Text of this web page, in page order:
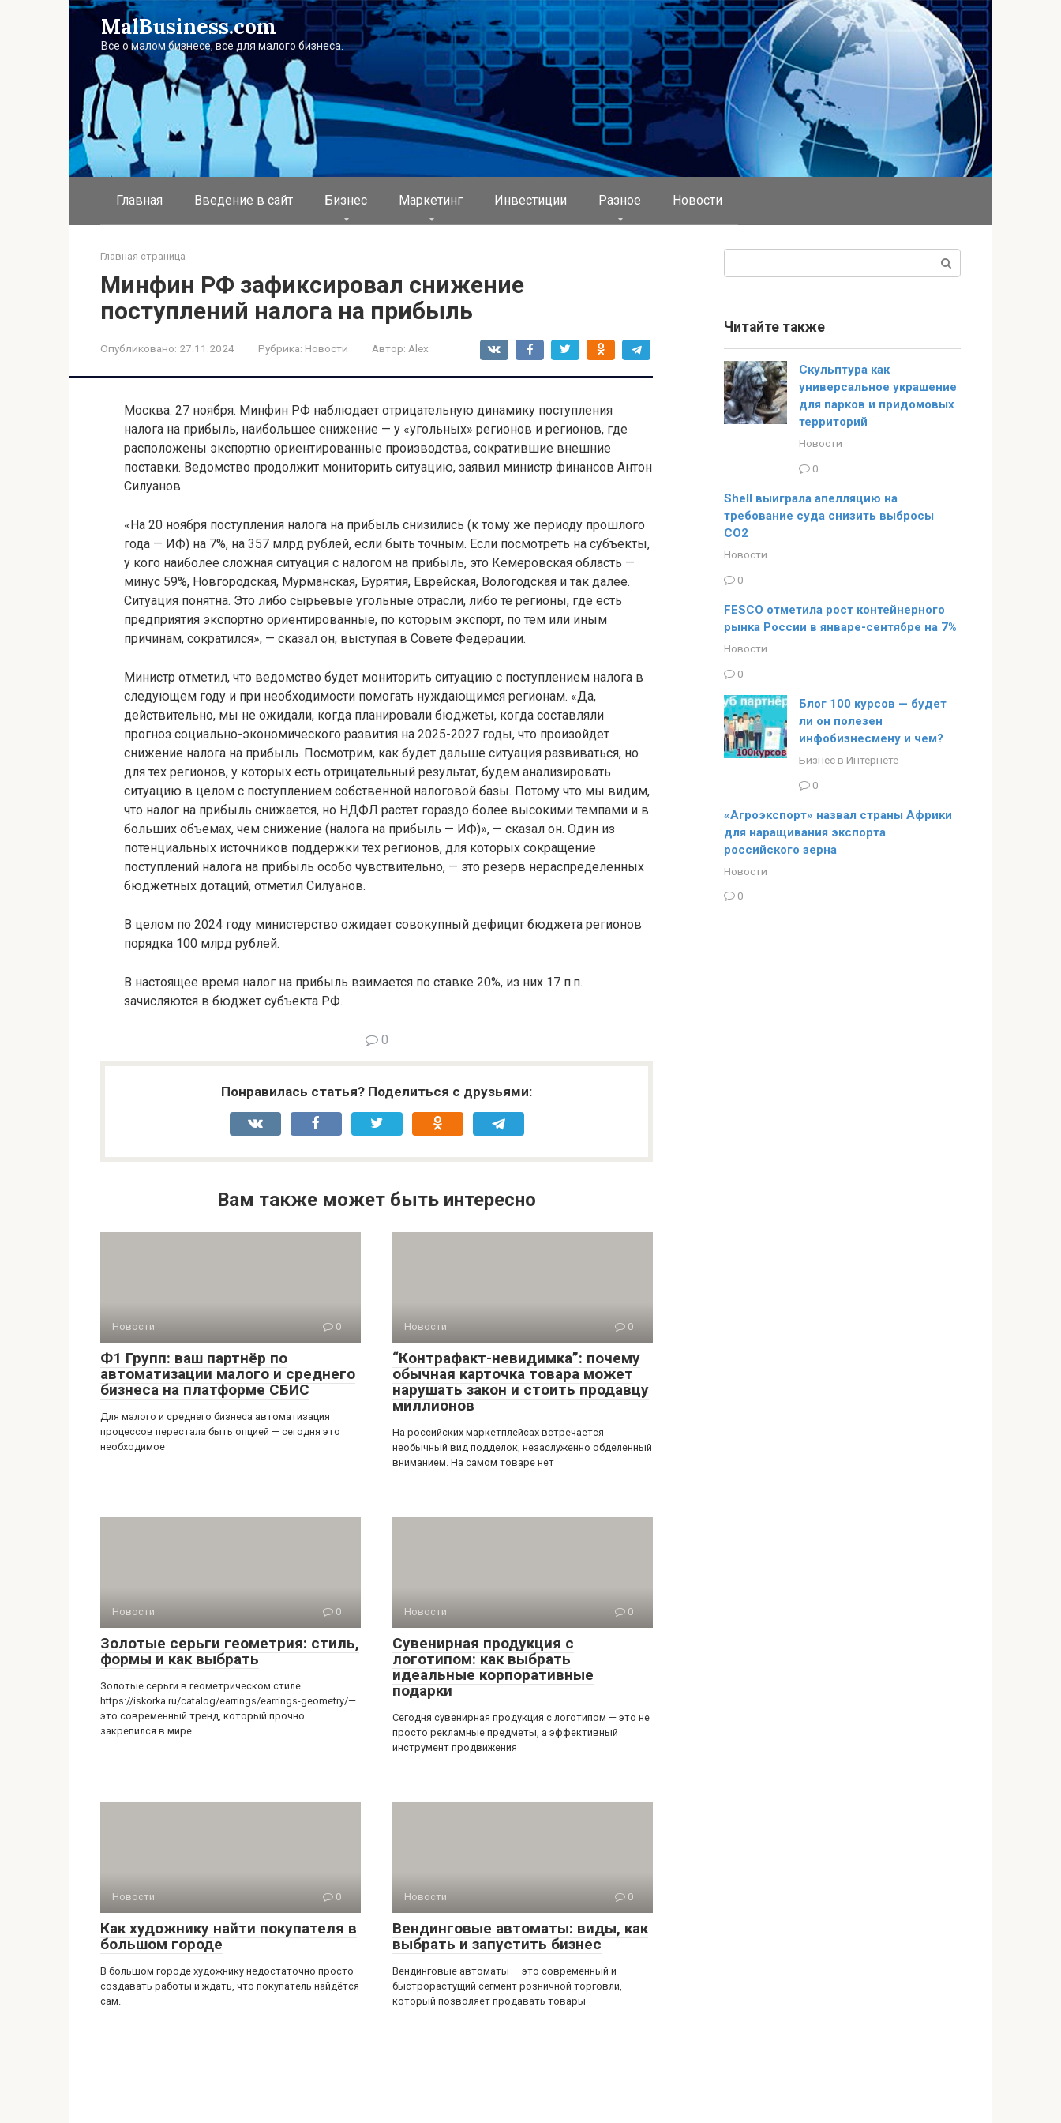
MalBusiness.com
Все о малом бизнесе, все для малого бизнеса.
Главная Введение в сайт Бизнес Маркетинг Инвестиции Разное Новости
Главная страница
Минфин РФ зафиксировал снижение
поступлений налога на прибыль
Опубликовано: 27.11.2024 Рубрика: Новости Автор: Alex
Москва. 27 ноября. Минфин РФ наблюдает отрицательную динамику поступления
налога на прибыль, наибольшее снижение — у «угольных» регионов и регионов, где
расположены экспортно ориентированные производства, сократившие внешние
поставки. Ведомство продолжит мониторить ситуацию, заявил министр финансов Антон
Силуанов.
«На 20 ноября поступления налога на прибыль снизились (к тому же периоду прошлого
года — ИФ) на 7%, на 357 млрд рублей, если быть точным. Если посмотреть на субъекты,
у кого наиболее сложная ситуация с налогом на прибыль, это Кемеровская область —
минус 59%, Новгородская, Мурманская, Бурятия, Еврейская, Вологодская и так далее.
Ситуация понятна. Это либо сырьевые угольные отрасли, либо те регионы, где есть
предприятия экспортно ориентированные, по которым экспорт, по тем или иным
причинам, сократился», — сказал он, выступая в Совете Федерации.
Министр отметил, что ведомство будет мониторить ситуацию с поступлением налога в
следующем году и при необходимости помогать нуждающимся регионам. «Да,
действительно, мы не ожидали, когда планировали бюджеты, когда составляли
прогноз социально-экономического развития на 2025-2027 годы, что произойдет
снижение налога на прибыль. Посмотрим, как будет дальше ситуация развиваться, но
для тех регионов, у которых есть отрицательный результат, будем анализировать
ситуацию в целом с поступлением собственной налоговой базы. Потому что мы видим,
что налог на прибыль снижается, но НДФЛ растет гораздо более высокими темпами и в
больших объемах, чем снижение (налога на прибыль — ИФ)», — сказал он. Один из
потенциальных источников поддержки тех регионов, для которых сокращение
поступлений налога на прибыль особо чувствительно, — это резерв нераспределенных
бюджетных дотаций, отметил Силуанов.
В целом по 2024 году министерство ожидает совокупный дефицит бюджета регионов
порядка 100 млрд рублей.
В настоящее время налог на прибыль взимается по ставке 20%, из них 17 п.п.
зачисляются в бюджет субъекта РФ.
0
Понравилась статья? Поделиться с друзьями:
Вам также может быть интересно
Новости 0
Ф1 Групп: ваш партнёр по
автоматизации малого и среднего
бизнеса на платформе СБИС
Для малого и среднего бизнеса автоматизация
процессов перестала быть опцией — сегодня это
необходимое
Новости 0
“Контрафакт-невидимка”: почему
обычная карточка товара может
нарушать закон и стоить продавцу
миллионов
На российских маркетплейсах встречается
необычный вид подделок, незаслуженно обделенный
вниманием. На самом товаре нет
Новости 0
Золотые серьги геометрия: стиль,
формы и как выбрать
Золотые серьги в геометрическом стиле
https://iskorka.ru/catalog/earrings/earrings-geometry/—
это современный тренд, который прочно
закрепился в мире
Новости 0
Сувенирная продукция с
логотипом: как выбрать
идеальные корпоративные
подарки
Сегодня сувенирная продукция с логотипом — это не
просто рекламные предметы, а эффективный
инструмент продвижения
Новости 0
Как художнику найти покупателя в
большом городе
В большом городе художнику недостаточно просто
создавать работы и ждать, что покупатель найдётся
сам.
Новости 0
Вендинговые автоматы: виды, как
выбрать и запустить бизнес
Вендинговые автоматы — это современный и
быстрорастущий сегмент розничной торговли,
который позволяет продавать товары
Читайте также
Скульптура как
универсальное украшение
для парков и придомовых
территорий
Новости
0
Shell выиграла апелляцию на
требование суда снизить выбросы
CO2
Новости
0
FESCO отметила рост контейнерного
рынка России в январе-сентябре на 7%
Новости
0
Блог 100 курсов — будет
ли он полезен
инфобизнесмену и чем?
Бизнес в Интернете
0
«Агроэкспорт» назвал страны Африки
для наращивания экспорта
российского зерна
Новости
0